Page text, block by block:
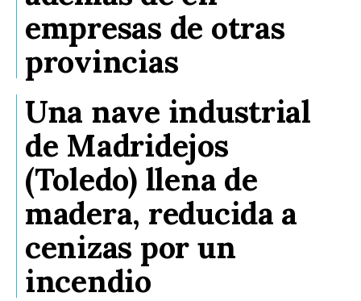
empresas de otras
provincias
Una nave industrial
de Madridejos
(Toledo) llena de
madera, reducida a
cenizas por un
incendio